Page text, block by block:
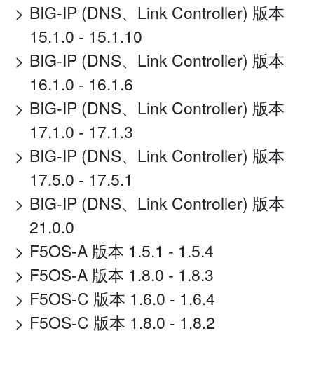
BIG-IP (DNS、Link Controller) 版本
15.1.0 - 15.1.10
BIG-IP (DNS、Link Controller) 版本
16.1.0 - 16.1.6
BIG-IP (DNS、Link Controller) 版本
17.1.0 - 17.1.3
BIG-IP (DNS、Link Controller) 版本
17.5.0 - 17.5.1
BIG-IP (DNS、Link Controller) 版本
21.0.0
F5OS-A 版本 1.5.1 - 1.5.4
F5OS-A 版本 1.8.0 - 1.8.3
F5OS-C 版本 1.6.0 - 1.6.4
F5OS-C 版本 1.8.0 - 1.8.2